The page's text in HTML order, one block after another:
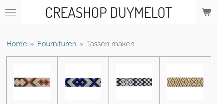
Ga
de
CREASHOP DUYMELOT
Home » Fournituren » Tassen maken